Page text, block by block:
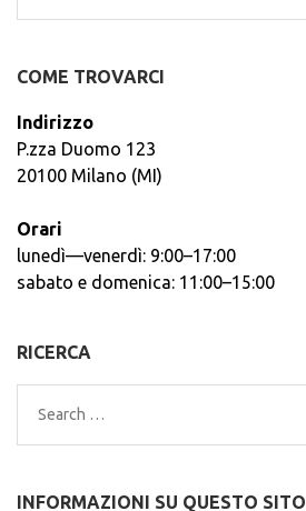
for:
COME TROVARCI
Indirizzo
P.zza Duomo 123
20100 Milano (MI)
Orari
lunedì—venerdì: 9:00–17:00
sabato e domenica: 11:00–15:00
RICERCA
Search
for:
INFORMAZIONI SU QUESTO SITO